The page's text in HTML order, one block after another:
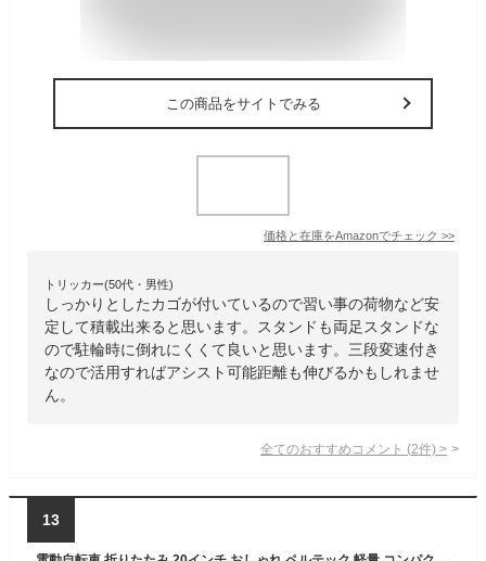
この商品をサイトでみる
価格と在庫をAmazonでチェック >>
トリッカー(50代・男性)
しっかりとしたカゴが付いているので習い事の荷物など安
定して積載出来ると思います。スタンドも両足スタンドな
ので駐輪時に倒れにくくて良いと思います。三段変速付き
なので活用すればアシスト可能距離も伸びるかもしれませ
ん。
全てのおすすめコメント (2件) >
13